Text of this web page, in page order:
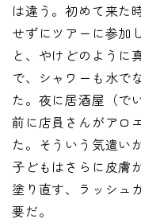
は違う。初めて来た
せずにツアーに参加
と、やけどのように
で、シャワーも水で
た。夜に居酒屋（で
前に店員さんがアロ
た。そういう気遣い
子どもはさらに皮膚
塗り直す、ラッシュ
要だ。